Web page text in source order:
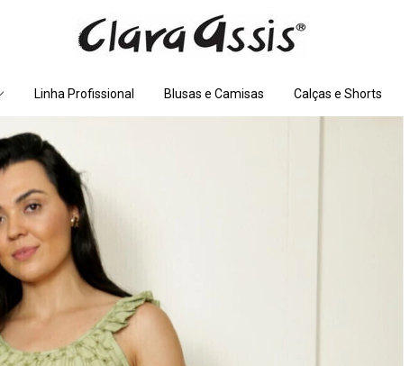
Linha Profissional Blusas e Camisas Calças e Shorts